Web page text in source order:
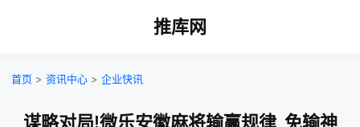
推库网
首页 > 资讯中心 > 企业快讯
谋略对局!微乐安徽麻将输赢规律_免输神